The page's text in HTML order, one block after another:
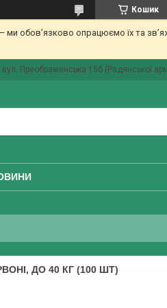
Кошик
обов’язково опрацюємо їх та
вул. Преображенська 15б (Радянської
ДО 40 КГ (100 ШТ)